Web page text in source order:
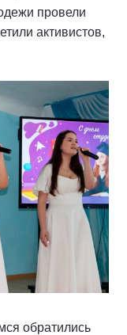
провели
активистов,
обратились